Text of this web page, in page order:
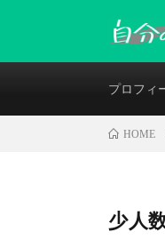
プロフィ
HOME
少人